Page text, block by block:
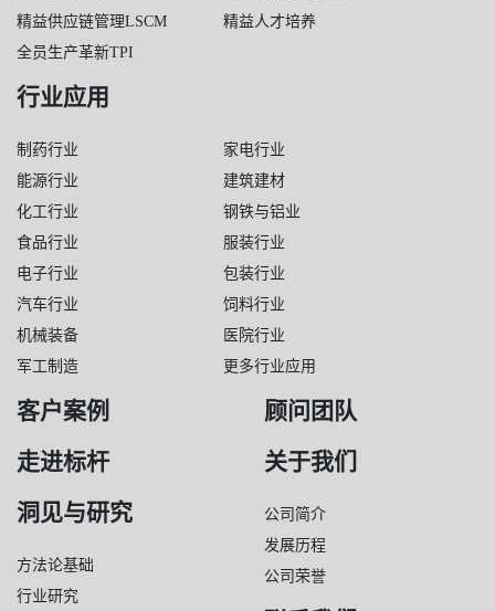
精益供应链管理LSCM
全员生产革新TPI
精益人才培养
行业应用
制药行业
能源行业
化工行业
食品行业
电子行业
汽车行业
机械装备
军工制造
家电行业
建筑建材
钢铁与铝业
服装行业
包装行业
饲料行业
医院行业
更多行业应用
客户案例
走进标杆
洞见与研究
方法论基础
行业研究
顾问团队
关于我们
公司简介
发展历程
公司荣誉